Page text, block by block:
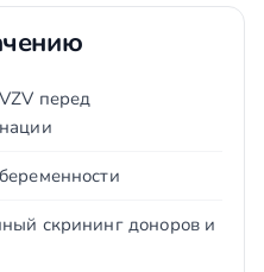
перед
скрининг доноров и